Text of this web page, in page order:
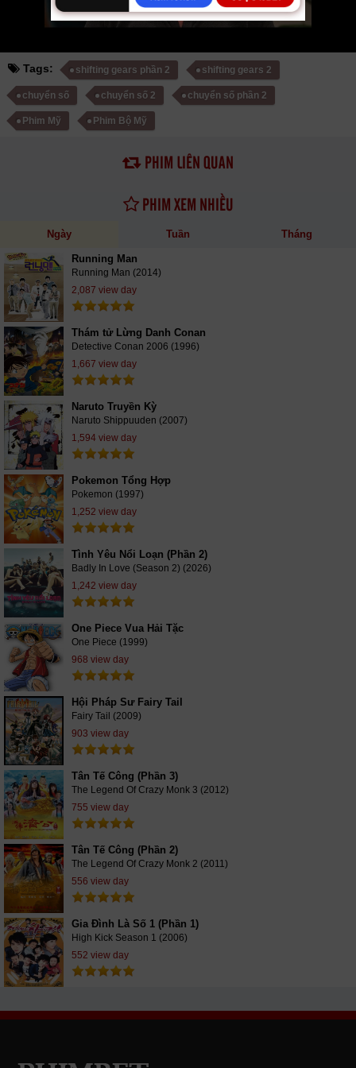
Tags: shifting gears phần 2 shifting gears 2
chuyển số chuyển số 2 chuyển số phần 2
Phim Mỹ Phim Bộ Mỹ
PHIM LIÊN QUAN
PHIM XEM NHIỀU
Ngày Tuần Tháng
Running Man
Running Man (2014)
2,087 view day
Thám tử Lừng Danh Conan
Detective Conan 2006 (1996)
1,667 view day
Naruto Truyền Kỳ
Naruto Shippuuden (2007)
1,594 view day
Pokemon Tổng Hợp
Pokemon (1997)
1,252 view day
Tình Yêu Nổi Loạn (Phần 2)
Badly In Love (Season 2) (2026)
1,242 view day
One Piece Vua Hải Tặc
One Piece (1999)
968 view day
Hội Pháp Sư Fairy Tail
Fairy Tail (2009)
903 view day
Tân Tế Công (Phần 3)
The Legend Of Crazy Monk 3 (2012)
755 view day
Tân Tế Công (Phần 2)
The Legend Of Crazy Monk 2 (2011)
556 view day
Gia Đình Là Số 1 (Phần 1)
High Kick Season 1 (2006)
552 view day